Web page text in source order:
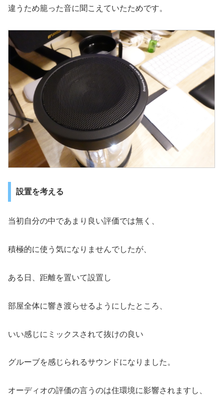
違うため籠った音に聞こえていたためです。
設置を考える
当初自分の中であまり良い評価では無く、
積極的に使う気になりませんでしたが、
ある日、距離を置いて設置し
部屋全体に響き渡らせるようにしたところ、
いい感じにミックスされて抜けの良い
グルーブを感じられるサウンドになりました。
オーディオの評価の言うのは住環境に影響されますし、